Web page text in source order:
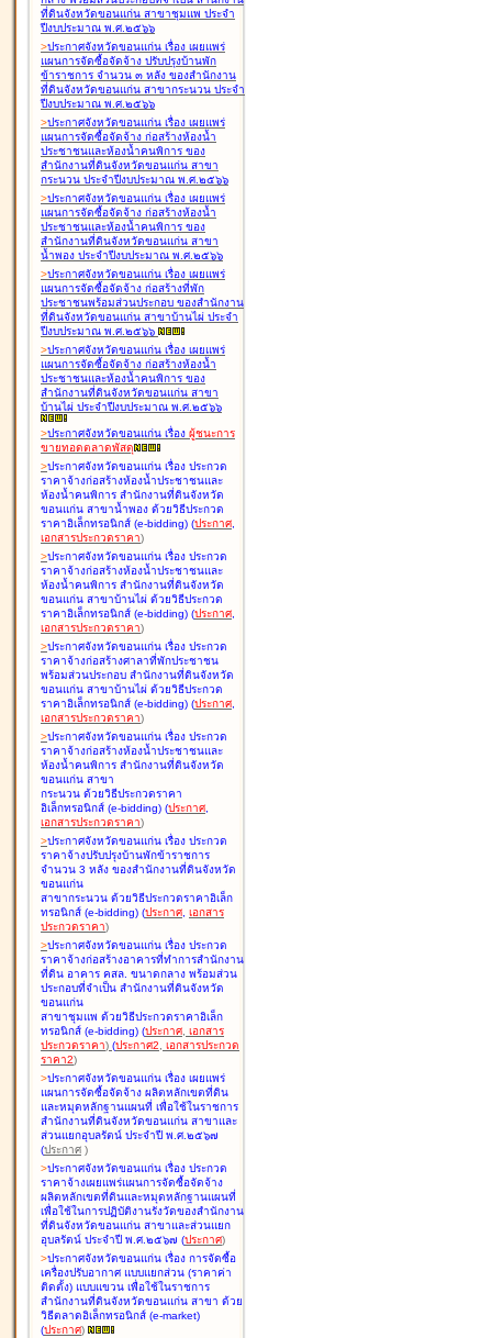
ที่ดินจังหวัดขอนแก่น สาขาชุมแพ ประจำ
ปีงบประมาณ พ.ศ.๒๕๖๖
>ประกาศจังหวัดขอนแก่น เรื่อง เผยแพร่
แผนการจัดซื้อจัดจ้าง ปรับปรุงบ้านพัก
ข้าราชการ จำนวน ๓ หลัง ของสำนักงาน
ที่ดินจังหวัดขอนแก่น สาขากระนวน ประจำ
ปีงบประมาณ พ.ศ.๒๕๖๖
>ประกาศจังหวัดขอนแก่น เรื่อง เผยแพร่
แผนการจัดซื้อจัดจ้าง ก่อสร้างห้องน้ำ
ประชาชนและห้องน้ำคนพิการ ของ
สำนักงานที่ดินจังหวัดขอนแก่น สาขา
กระนวน ประจำปีงบประมาณ พ.ศ.๒๕๖๖
>ประกาศจังหวัดขอนแก่น เรื่อง เผยแพร่
แผนการจัดซื้อจัดจ้าง ก่อสร้างห้องน้ำ
ประชาชนและห้องน้ำคนพิการ ของ
สำนักงานที่ดินจังหวัดขอนแก่น สาขา
น้ำพอง ประจำปีงบประมาณ พ.ศ.๒๕๖๖
>ประกาศจังหวัดขอนแก่น เรื่อง เผยแพร่
แผนการจัดซื้อจัดจ้าง ก่อสร้างที่พัก
ประชาชนพร้อมส่วนประกอบ ของสำนักงาน
ที่ดินจังหวัดขอนแก่น สาขาบ้านไผ่ ประจำ
ปีงบประมาณ พ.ศ.๒๕๖๖
>ประกาศจังหวัดขอนแก่น เรื่อง เผยแพร่
แผนการจัดซื้อจัดจ้าง ก่อสร้างห้องน้ำ
ประชาชนและห้องน้ำคนพิการ ของ
สำนักงานที่ดินจังหวัดขอนแก่น สาขา
บ้านไผ่ ประจำปีงบประมาณ พ.ศ.๒๕๖๖
>ประกาศจังหวัดขอนแก่น เรื่อง ผู้ชนะการ
ขายทอดตลาดพัสดุ
>ประกาศจังหวัดขอนแก่น เรื่อง ประกวด
ราคาจ้างก่อสร้างห้องน้ำประชาชนและ
ห้องน้ำคนพิการ สำนักงานที่ดินจังหวัด
ขอนแก่น สาขาน้ำพอง ด้วยวิธีประกวด
ราคาอิเล็กทรอนิกส์ (e-bidding) (ประกาศ,
เอกสารประกวดราคา)
>ประกาศจังหวัดขอนแก่น เรื่อง ประกวด
ราคาจ้างก่อสร้างห้องน้ำประชาชนและ
ห้องน้ำคนพิการ สำนักงานที่ดินจังหวัด
ขอนแก่น สาขาบ้านไผ่ ด้วยวิธีประกวด
ราคาอิเล็กทรอนิกส์ (e-bidding) (ประกาศ,
เอกสารประกวดราคา)
>ประกาศจังหวัดขอนแก่น เรื่อง ประกวด
ราคาจ้างก่อสร้างศาลาที่พักประชาชน
พร้อมส่วนประกอบ สำนักงานที่ดินจังหวัด
ขอนแก่น สาขาบ้านไผ่ ด้วยวิธีประกวด
ราคาอิเล็กทรอนิกส์ (e-bidding) (ประกาศ,
เอกสารประกวดราคา)
>ประกาศจังหวัดขอนแก่น เรื่อง ประกวด
ราคาจ้างก่อสร้างห้องน้ำประชาชนและ
ห้องน้ำคนพิการ สำนักงานที่ดินจังหวัด
ขอนแก่น สาขา
กระนวน ด้วยวิธีประกวดราคา
อิเล็กทรอนิกส์ (e-bidding) (ประกาศ,
เอกสารประกวดราคา)
>ประกาศจังหวัดขอนแก่น เรื่อง ประกวด
ราคาจ้างปรับปรุงบ้านพักข้าราชการ
จำนวน 3 หลัง ของสำนักงานที่ดินจังหวัด
ขอนแก่น
สาขากระนวน ด้วยวิธีประกวดราคาอิเล็ก
ทรอนิกส์ (e-bidding) (ประกาศ, เอกสาร
ประกวดราคา)
>ประกาศจังหวัดขอนแก่น เรื่อง ประกวด
ราคาจ้างก่อสร้างอาคารที่ทำการสำนักงาน
ที่ดิน อาคาร คสล. ขนาดกลาง พร้อมส่วน
ประกอบที่จำเป็น สำนักงานที่ดินจังหวัด
ขอนแก่น
สาขาชุมแพ ด้วยวิธีประกวดราคาอิเล็ก
ทรอนิกส์ (e-bidding) (ประกาศ, เอกสาร
ประกวดราคา) (ประกาศ2, เอกสารประกวด
ราคา2)
>ประกาศจังหวัดขอนแก่น เรื่อง เผยแพร่
แผนการจัดซื้อจัดจ้าง ผลิตหลักเขตที่ดิน
และหมุดหลักฐานแผนที่ เพื่อใช้ในราชการ
สำนักงานที่ดินจังหวัดขอนแก่น สาขาและ
ส่วนแยกอุบลรัตน์ ประจำปี พ.ศ.๒๕๖๗
(ประกาศ )
>ประกาศจังหวัดขอนแก่น เรื่อง ประกวด
ราคาจ้างเผยแพร่แผนการจัดซื้อจัดจ้าง
ผลิตหลักเขตที่ดินและหมุดหลักฐานแผนที่
เพื่อใช้ในการปฏิบัติงานรังวัดของสำนักงาน
ที่ดินจังหวัดขอนแก่น สาขาและส่วนแยก
อุบลรัตน์ ประจำปี พ.ศ.๒๕๖๗ (ประกาศ)
>ประกาศจังหวัดขอนแก่น เรื่อง การจัดซื้อ
เครื่องปรับอากาศ แบบแยกส่วน (ราคาค่า
ติดตั้ง) แบบแขวน เพื่อใช้ในราชการ
สำนักงานที่ดินจังหวัดขอนแก่น สาขา ด้วย
วิธีตลาดอิเล็กทรอนิกส์ (e-market)
(ประกาศ)